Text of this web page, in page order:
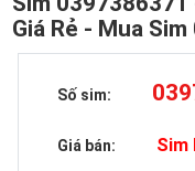
Giá Rẻ - Mua
Số sim:
Giá bán: Sim